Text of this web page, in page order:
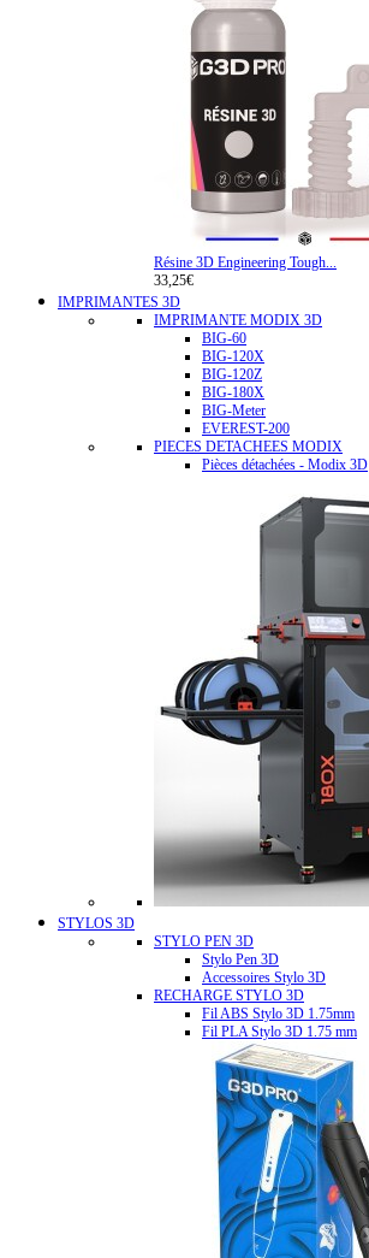
Résine 3D Engineering Tough...
33,25€
IMPRIMANTES 3D
IMPRIMANTE MODIX 3D
BIG-60
BIG-120X
BIG-120Z
BIG-180X
BIG-Meter
EVEREST-200
PIECES DETACHEES MODIX
Pièces détachées - Modix 3D
STYLOS 3D
STYLO PEN 3D
Stylo Pen 3D
Accessoires Stylo 3D
RECHARGE STYLO 3D
Fil ABS Stylo 3D 1.75mm
Fil PLA Stylo 3D 1.75 mm